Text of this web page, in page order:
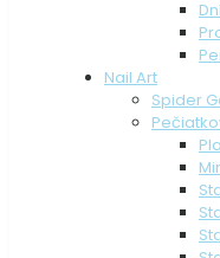
Nail Art
Spider